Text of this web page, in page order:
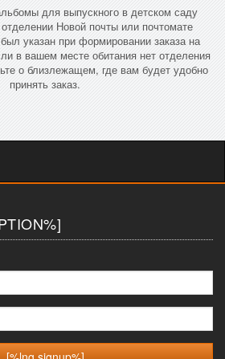
для выпускного в детском саду
Новой почты или почтомате
указан при формировании заказа на
в вашем месте обитания нет отделения
о близлежащем, где вам будет удобно
принять заказ.